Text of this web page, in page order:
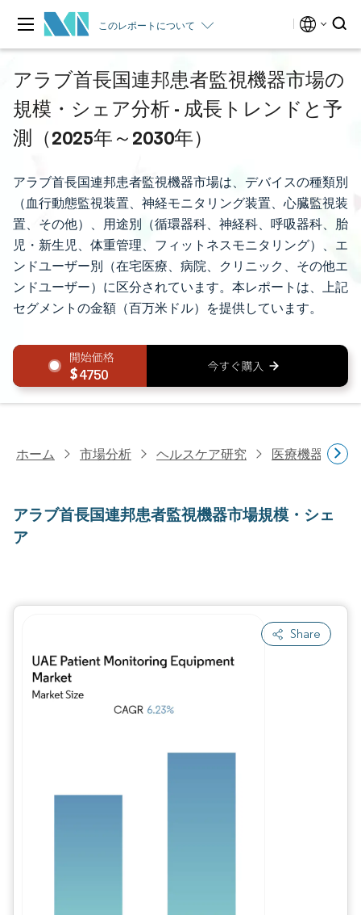
このレポートについて
アラブ首長国連邦患者監視機器市場の
規模・シェア分析 - 成長トレンドと予
測（2025年～2030年）
アラブ首長国連邦患者監視機器市場は、デバイスの種類別
（血行動態監視装置、神経モニタリング装置、心臓監視装
置、その他）、用途別（循環器科、神経科、呼吸器科、胎
児・新生児、体重管理、フィットネスモニタリング）、エ
ンドユーザー別（在宅医療、病院、クリニック、その他エ
ンドユーザー）に区分されています。本レポートは、上記
セグメントの金額（百万米ドル）を提供しています。
4750
ホーム 市場分析 ヘルスケア研究 医療機器研究
アラブ首長国連邦患者監視機器市場規模・シェ
ア
Share